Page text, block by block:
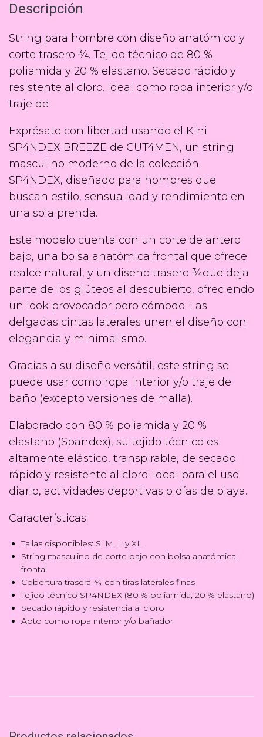
Descripción
String para hombre con diseño anatómico y
corte trasero ¾. Tejido técnico de 80 %
poliamida y 20 % elastano. Secado rápido y
resistente al cloro. Ideal como ropa interior y/o
traje de
Exprésate con libertad usando el Kini
SP4NDEX BREEZE de CUT4MEN, un string
masculino moderno de la colección
SP4NDEX, diseñado para hombres que
buscan estilo, sensualidad y rendimiento en
una sola prenda.
Este modelo cuenta con un corte delantero
bajo, una bolsa anatómica frontal que ofrece
realce natural, y un diseño trasero ¾que deja
parte de los glúteos al descubierto, ofreciendo
un look provocador pero cómodo. Las
delgadas cintas laterales unen el diseño con
elegancia y minimalismo.
Gracias a su diseño versátil, este string se
puede usar como ropa interior y/o traje de
baño (excepto versiones de malla).
Elaborado con 80 % poliamida y 20 %
elastano (Spandex), su tejido técnico es
altamente elástico, transpirable, de secado
rápido y resistente al cloro. Ideal para el uso
diario, actividades deportivas o días de playa.
Características:
Tallas disponibles: S, M, L y XL
String masculino de corte bajo con bolsa anatómica
frontal
Cobertura trasera ¾ con tiras laterales finas
Tejido técnico SP4NDEX (80 % poliamida, 20 % elastano)
Secado rápido y resistencia al cloro
Apto como ropa interior y/o bañador